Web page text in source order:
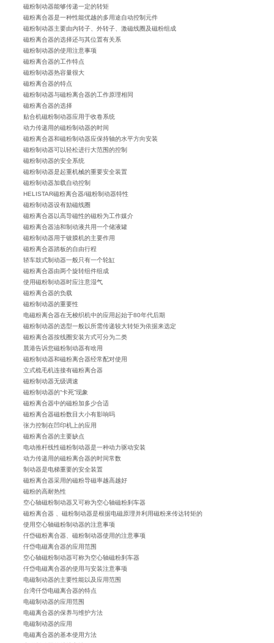
磁粉制动器能够传递一定的转矩
磁粉离合器是一种性能优越的多用途自动控制元件
磁粉制动器主要由内转子、外转子、激磁线圈及磁粉组成
磁粉离合器的选择还与其位置有关系
磁粉制动器的使用注意事项
磁粉离合器的工作特点
磁粉制动器热容量很大
磁粉离合器的特点
磁粉制动器与磁粉离合器的工作原理相同
磁粉离合器的选择
贴合机磁粉制动器应用于收卷系统
动力传递用的磁粉制动器的时间
磁粉离合器和磁粉制动器应保持轴的水平方向安装
磁粉制动器可以轻松进行大范围的控制
磁粉制动器的安全系统
磁粉制动器是起重机械的重要安全装置
磁粉制动器加载自动控制
HELISTAR磁粉离合器/磁粉制动器特性
磁粉制动器设有励磁线圈
磁粉离合器以高导磁性的磁粉为工作媒介
磁粉离合器油和制动液共用一个储液罐
磁粉制动器用于镀膜机的主要作用
磁粉离合器踏板的自由行程
轿车鼓式制动器一般只有一个轮缸
磁粉离合器由两个旋转组件组成
使用磁粉制动器时应注意湿气
磁粉离合器的负载
磁粉制动器的重要性
电磁粉离合器在无梭织机中的应用起始于80年代后期
磁粉制动器的选型一般以所需传递较大转矩为依据来选定
磁粉离合器按线圈安装方式可分为二类
晨港告诉您磁粉制动器有啥用
磁粉制动器和磁粉离合器经常配对使用
立式梳毛机连接有磁粉离合器
磁粉制动器无级调速
磁粉制动器的“卡死”现象
磁粉离合器中的磁粉加多少合适
磁粉离合器磁粉数目大小有影响吗
张力控制在凹印机上的应用
磁粉离合器的主要缺点
电动推杆线性磁粉制动器是一种动力驱动安装
动力传递用的磁粉离合器的时间常数
制动器是电梯重要的安全装置
磁粉离合器采用的磁粉导磁率越高越好
磁粉的高耐热性
空心轴磁粉制动器又可称为空心轴磁粉刹车器
磁粉离合器 、磁粉制动器是根据电磁原理并利用磁粉来传达转矩的
使用空心轴磁粉制动器的注意事项
仟岱磁粉离合器、磁粉制动器使用的注意事项
仟岱电磁离合器的应用范围
空心轴磁粉制动器可称为空心轴磁粉刹车器
仟岱电磁离合器的使用与安装注意事项
电磁制动器的主要性能以及应用范围
台湾仟岱电磁离合器的特点
电磁制动器的应用范围
电磁离合器的保养与维护方法
电磁制动器的应用
电磁离合器的基本使用方法